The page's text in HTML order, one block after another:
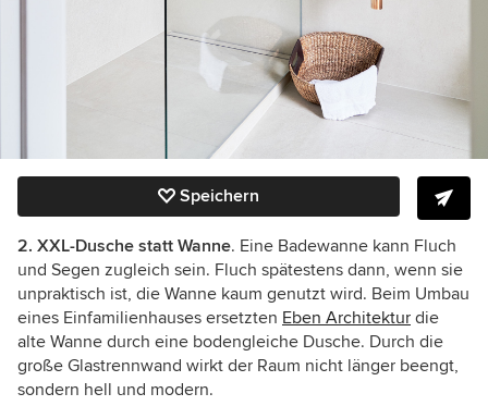
Speichern
2. XXL-Dusche statt Wanne. Eine Badewanne kann Fluch
und Segen zugleich sein. Fluch spätestens dann, wenn sie
unpraktisch ist, die Wanne kaum genutzt wird. Beim Umbau
eines Einfamilienhauses ersetzten Eben Architektur die
alte Wanne durch eine bodengleiche Dusche. Durch die
große Glastrennwand wirkt der Raum nicht länger beengt,
sondern hell und modern.